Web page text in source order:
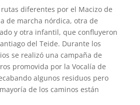
diferentes por el Macizo de
de marcha nórdica, otra de
y otra infantil, que confluyeron
del Teide. Durante los
se realizó una campaña de
promovida por la Vocalía de
algunos residuos pero
de los caminos están